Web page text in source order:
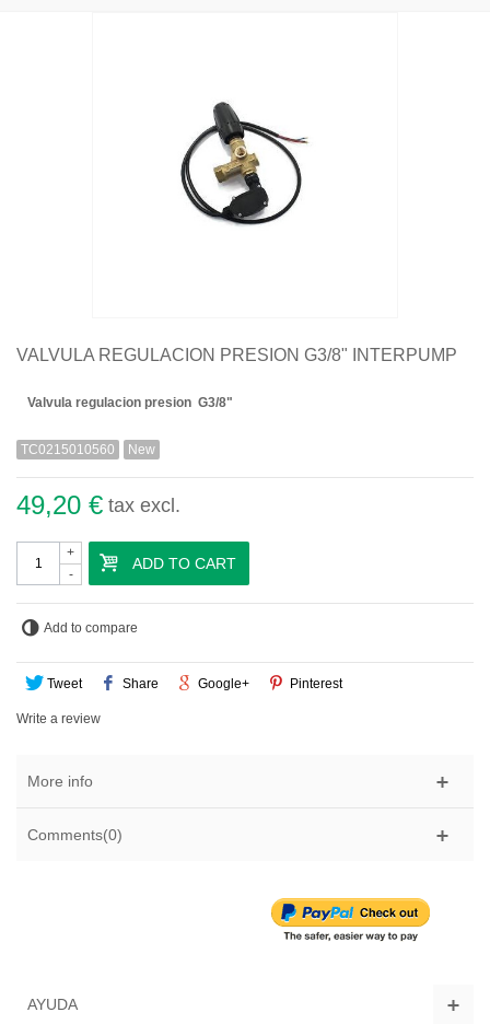
VALVULA REGULACION PRESION G3/8" INTERPUMP
Valvula regulacion presion G3/8"
TC0215010560 New
49,20 € tax excl.
-
+
ADD TO CART
Add to compare
Tweet Share Google+ Pinterest
Write a review
More info
Comments(0)
AYUDA